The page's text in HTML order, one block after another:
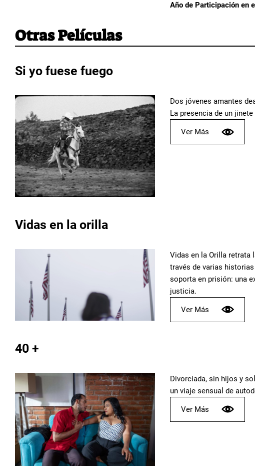
Año de Participación en
Otras Películas
Si yo fuese fuego
Dos jóvenes amantes
La presencia de un
Ver Más
Vidas en la orilla
Vidas en la Orilla retrata
través de varias
soporta en prisión: una
justicia.
Ver Más
40 +
Divorciada, sin hijos y
un viaje sensual de
Ver Más